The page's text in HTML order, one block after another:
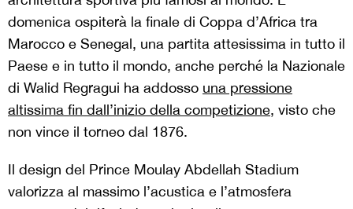
domenica ospiterà la finale di Coppa d’Africa tra
Marocco e Senegal, una partita attesissima in tutto il
Paese e in tutto il mondo, anche perché la Nazionale
di Walid Regragui ha addosso una pressione
altissima fin dall’inizio della competizione, visto che
non vince il torneo dal 1876.
Il design del Prince Moulay Abdellah Stadium
valorizza al massimo l’acustica e l’atmosfera